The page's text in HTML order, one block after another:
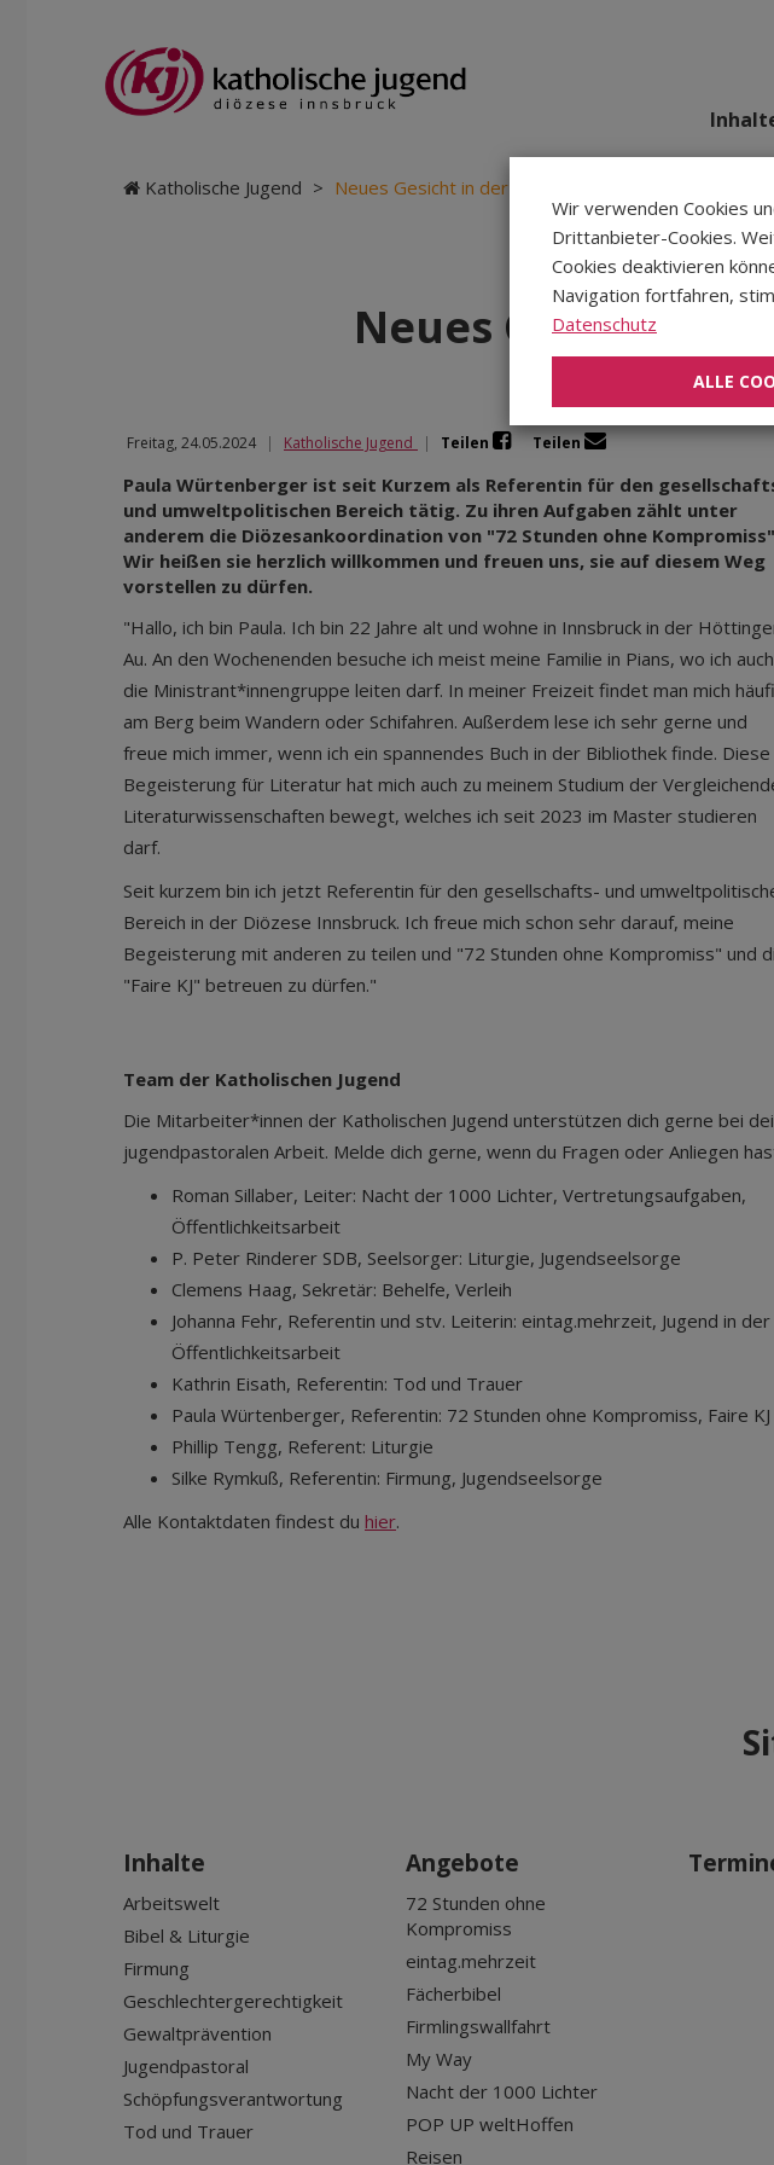
Katholische Jugend > Neues Gesicht in der Katholischen Jugend
Neues Gesicht in
Freitag, 24.05.2024 | Katholische Jugend | Teilen Teilen
Paula Würtenberger ist seit Kurzem als Referentin für den
und umweltpolitischen Bereich tätig. Zu ihren Aufgaben zählt unter
anderem die Diözesankoordination von "72 Stunden ohne
Wir heißen sie herzlich willkommen und freuen uns, sie auf diesem Weg
vorstellen zu dürfen.
"Hallo, ich bin Paula. Ich bin 22 Jahre alt und wohne in Innsbruck in der
Au. An den Wochenenden besuche ich meist meine Familie in Pians, wo ich auch
die Ministrant*innengruppe leiten darf. In meiner Freizeit findet man mich
am Berg beim Wandern oder Schifahren. Außerdem lese ich sehr gerne und
freue mich immer, wenn ich ein spannendes Buch in der Bibliothek finde. Diese
Begeisterung für Literatur hat mich auch zu meinem Studium der
Literaturwissenschaften bewegt, welches ich seit 2023 im Master studieren
darf.
Seit kurzem bin ich jetzt Referentin für den gesellschafts- und
Bereich in der Diözese Innsbruck. Ich freue mich schon sehr darauf, meine
Begeisterung mit anderen zu teilen und "72 Stunden ohne Kompromiss" und
"Faire KJ" betreuen zu dürfen."
Team der Katholischen Jugend
Die Mitarbeiter*innen der Katholischen Jugend unterstützen dich gerne bei
jugendpastoralen Arbeit. Melde dich gerne, wenn du Fragen oder Anliegen
Roman Sillaber, Leiter: Nacht der 1000 Lichter, Vertretungsaufgaben,
Öffentlichkeitsarbeit
P. Peter Rinderer SDB, Seelsorger: Liturgie, Jugendseelsorge
Clemens Haag, Sekretär: Behelfe, Verleih
Johanna Fehr, Referentin und stv. Leiterin: eintag.mehrzeit, Jugend in
Öffentlichkeitsarbeit
Kathrin Eisath, Referentin: Tod und Trauer
Paula Würtenberger, Referentin: 72 Stunden ohne Kompromiss, Faire KJ
Phillip Tengg, Referent: Liturgie
Silke Rymkuß, Referentin: Firmung, Jugendseelsorge
Alle Kontaktdaten findest du hier.
Inhalte
Arbeitswelt
Bibel & Liturgie
Firmung
Geschlechtergerechtigkeit
Gewaltprävention
Jugendpastoral
Schöpfungsverantwortung
Tod und Trauer
Angebote
72 Stunden ohne
Kompromiss
eintag.mehrzeit
Fächerbibel
Firmlingswallfahrt
My Way
Nacht der 1000 Lichter
POP UP weltHoffen
Reisen
Wir verwenden Cookies
Drittanbieter-Cookies.
Cookies deaktivieren
Navigation fortfahren,
Datenschutz
ALLE